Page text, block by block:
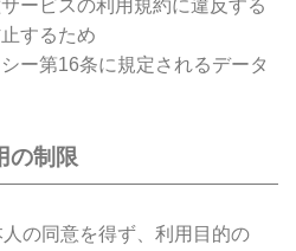
ービスの利用規約に違反する
するため
ー第16条に規定されるデータ
の制限
の同意を得ず、利用目的の